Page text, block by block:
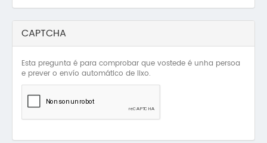
CAPTCHA
Esta pregunta é para comprobar que vostede é unha persoa
e prever o envío automático de lixo.